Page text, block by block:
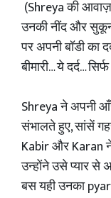
(Shreya की
उनकी नींद और
पर अपनी बॉडी का
बीमारी… ये दर्द…
Shreya ने अपनी
संभालते हुए, सांसें
Kabir और Karan
उन्होंने उसे प्यार से
बस यही उनका